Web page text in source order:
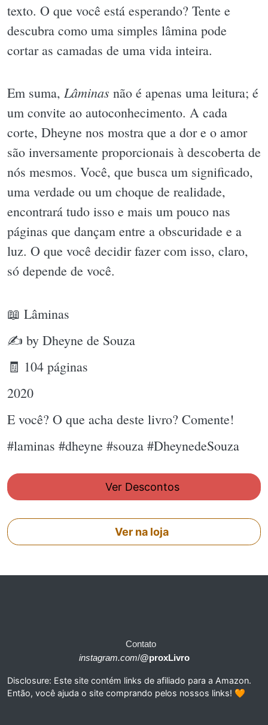
texto. O que você está esperando? Tente e
descubra como uma simples lâmina pode
cortar as camadas de uma vida inteira.
Em suma, Lâminas não é apenas uma leitura; é
um convite ao autoconhecimento. A cada
corte, Dheyne nos mostra que a dor e o amor
são inversamente proporcionais à descoberta de
nós mesmos. Você, que busca um significado,
uma verdade ou um choque de realidade,
encontrará tudo isso e mais um pouco nas
páginas que dançam entre a obscuridade e a
luz. O que você decidir fazer com isso, claro,
só depende de você.
📖 Lâminas
✍ by Dheyne de Souza
🧾 104 páginas
2020
E você? O que acha deste livro? Comente!
#laminas #dheyne #souza #DheynedeSouza
Ver Descontos
Ver na loja
Contato
instagram.com/@proxLivro
Disclosure: Este site contém links de afiliado para a Amazon.
Então, você ajuda o site comprando pelos nossos links! 🧡